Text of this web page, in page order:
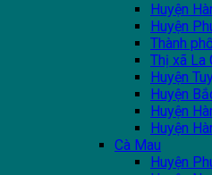
Huyện
Huyện
Thành
Thị xã La
Huyện
Huyện
Huyện
Huyện
Cà Mau
Huyện